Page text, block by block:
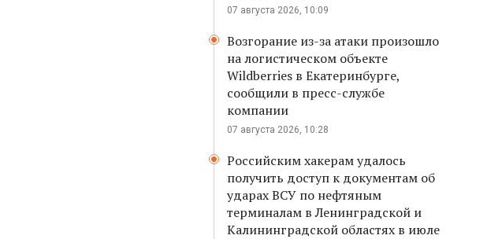
07 августа 2026, 10:09
Возгорание из-за атаки произошло
на логистическом объекте
Wildberries в Екатеринбурге,
сообщили в пресс-службе
компании
07 августа 2026, 10:28
Российским хакерам удалось
получить доступ к документам об
ударах ВСУ по нефтяным
терминалам в Ленинградской и
Калининградской областях в июле